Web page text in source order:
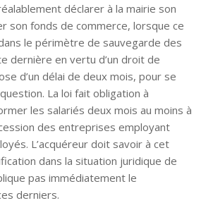
déclarer à la mairie son
son fonds de commerce, lorsque ce
le périmètre de sauvegarde des
dernière en vertu d’un droit de
d’un délai de deux mois, pour se
La loi fait obligation à
les salariés deux mois au moins à
des entreprises employant
L’acquéreur doit savoir à cet
dans la situation juridique de
pas immédiatement le
derniers.